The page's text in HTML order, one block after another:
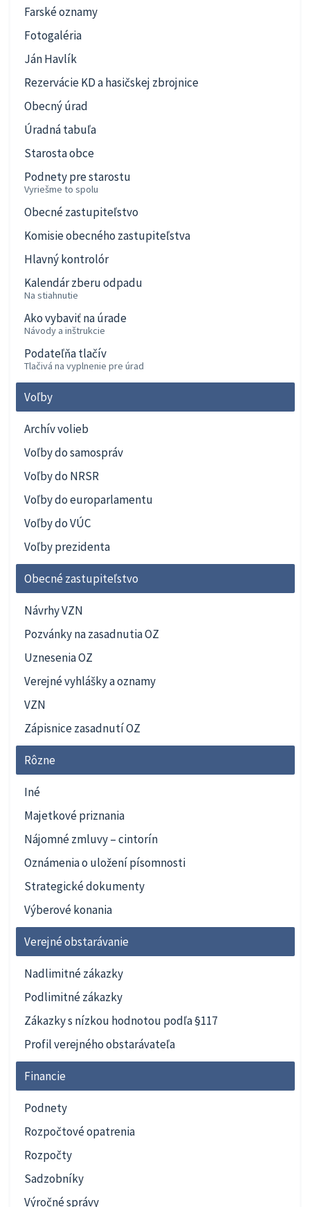
Farské oznamy
Fotogaléria
Ján Havlík
Rezervácie KD a hasičskej zbrojnice
Obecný úrad
Úradná tabuľa
Starosta obce
Podnety pre starostu
Vyriešme to spolu
Obecné zastupiteľstvo
Komisie obecného zastupiteľstva
Hlavný kontrolór
Kalendár zberu odpadu
Na stiahnutie
Ako vybaviť na úrade
Návody a inštrukcie
Podateľňa tlačív
Tlačivá na vyplnenie pre úrad
Voľby
Archív volieb
Voľby do samospráv
Voľby do NRSR
Voľby do europarlamentu
Voľby do VÚC
Voľby prezidenta
Obecné zastupiteľstvo
Návrhy VZN
Pozvánky na zasadnutia OZ
Uznesenia OZ
Verejné vyhlášky a oznamy
VZN
Zápisnice zasadnutí OZ
Rôzne
Iné
Majetkové priznania
Nájomné zmluvy – cintorín
Oznámenia o uložení písomnosti
Strategické dokumenty
Výberové konania
Verejné obstarávanie
Nadlimitné zákazky
Podlimitné zákazky
Zákazky s nízkou hodnotou podľa §117
Profil verejného obstarávateľa
Financie
Podnety
Rozpočtové opatrenia
Rozpočty
Sadzobníky
Výročné správy